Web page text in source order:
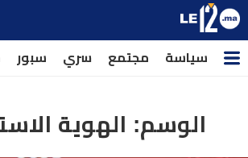
سياسة مجتمع سري سبور
الوسم: الهوية